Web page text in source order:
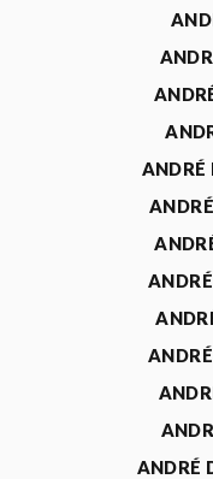
ANDRÉ
ANDRÉ